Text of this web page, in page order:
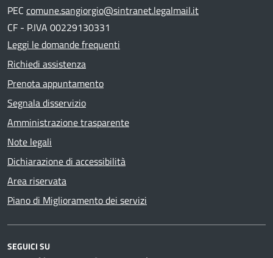
PEC comune.sangiorgio@sintranet.legalmail.it
CF - P.IVA 00229130331
Leggi le domande frequenti
Richiedi assistenza
Prenota appuntamento
Segnala disservizio
Amministrazione trasparente
Note legali
Dichiarazione di accessibilità
Area riservata
Piano di Miglioramento dei servizi
SEGUICI SU